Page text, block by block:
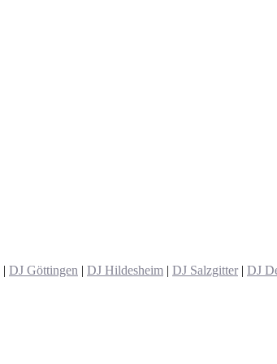
| DJ Göttingen | DJ Hildesheim | DJ Salzgitter | DJ